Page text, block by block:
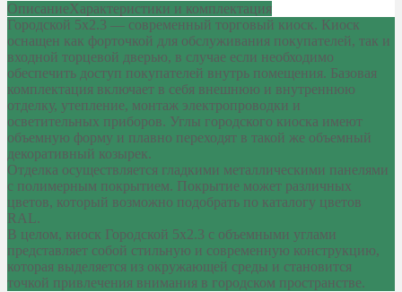
ОписаниеХарактеристики и комплектация
Городской 5х2.3 — современный торговый киоск. Киоск
оснащен как форточкой для обслуживания покупателей, так и
входной торцевой дверью, в случае если необходимо
обеспечить доступ покупателей внутрь помещения. Базовая
комплектация включает в себя внешнюю и внутреннюю
отделку, утепление, монтаж электропроводки и
осветительных приборов. Углы городского киоска имеют
объемную форму и плавно переходят в такой же объемный
декоративный козырек.
Отделка осуществляется гладкими металлическими панелями
с полимерным покрытием. Покрытие может различных
цветов, который возможно подобрать по каталогу цветов
RAL.
В целом, киоск Городской 5х2.3 с объемными углами
представляет собой стильную и современную конструкцию,
которая выделяется из окружающей среды и становится
точкой привлечения внимания в городском пространстве.